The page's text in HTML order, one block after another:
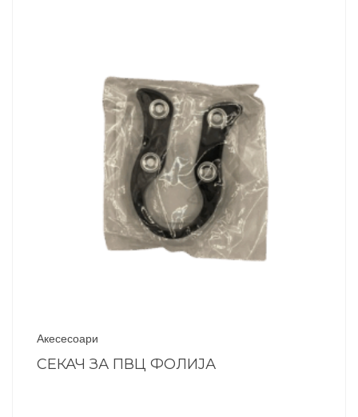
Акесесоари
СЕКАЧ ЗА ПВЦ ФОЛИЈА